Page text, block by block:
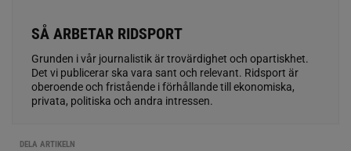
SÅ ARBETAR RIDSPORT
Grunden i vår journalistik är trovärdighet och opartiskhet.
Det vi publicerar ska vara sant och relevant. Ridsport är
oberoende och fristående i förhållande till ekonomiska,
privata, politiska och andra intressen.
DELA ARTIKELN